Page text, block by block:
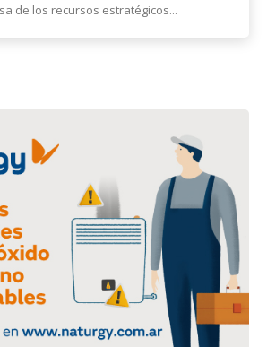
de los recursos estratégicos...